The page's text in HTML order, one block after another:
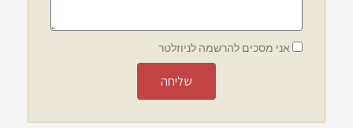
אני מסכים להרשמה לניוזלטר
שליחה